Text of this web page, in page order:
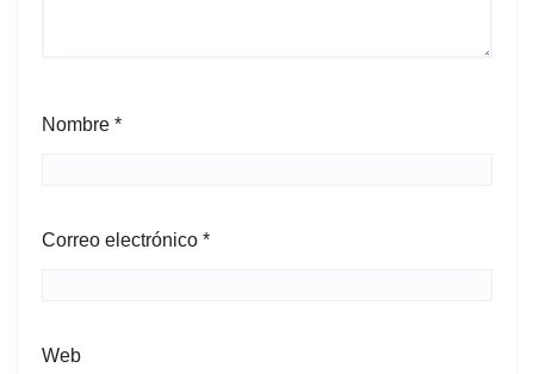
Nombre *
Correo electrónico *
Web